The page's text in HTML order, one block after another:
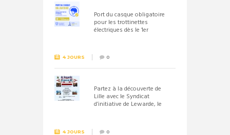
Port du casque obligatoire
pour les trottinettes
électriques dès le 1er
4 JOURS 0
Partez à la découverte de
Lille avec le Syndicat
d’initiative de Lewarde, le
4 JOURS 0